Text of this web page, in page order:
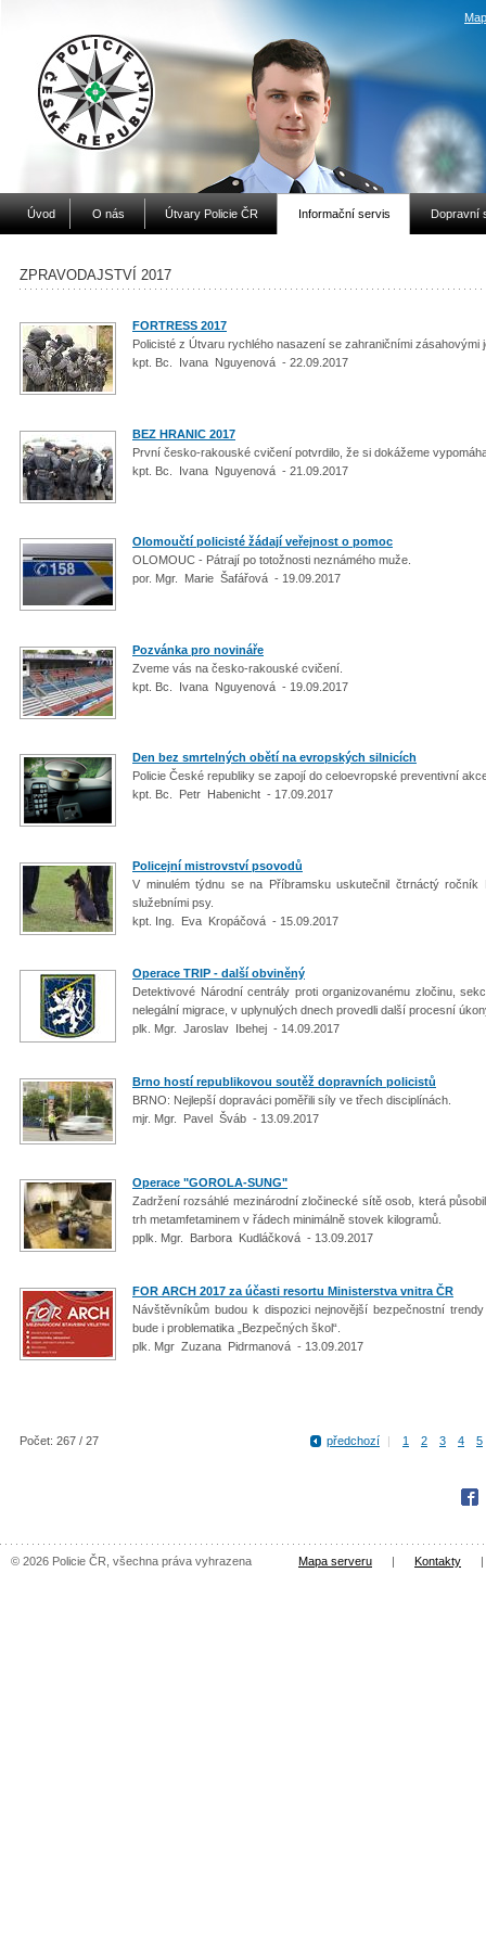
Úvod O nás Útvary Policie ČR Informační servis Dopravní
ZPRAVODAJSTVÍ 2017
FORTRESS 2017
Policisté z Útvaru rychlého nasazení se zahraničními
kpt. Bc. Ivana Nguyenová - 22.09.2017
BEZ HRANIC 2017
První česko-rakouské cvičení potvrdilo, že si dokážeme
kpt. Bc. Ivana Nguyenová - 21.09.2017
Olomoučtí policisté žádají veřejnost o pomoc
OLOMOUC - Pátrají po totožnosti neznámého muže.
por. Mgr. Marie Šafářová - 19.09.2017
Pozvánka pro novináře
Zveme vás na česko-rakouské cvičení.
kpt. Bc. Ivana Nguyenová - 19.09.2017
Den bez smrtelných obětí na evropských silnicích
Policie České republiky se zapojí do celoevropské preventivní
kpt. Bc. Petr Habenicht - 17.09.2017
Policejní mistrovství psovodů
V minulém týdnu se na Příbramsku uskutečnil čtrnáctý
služebními psy.
kpt. Ing. Eva Kropáčová - 15.09.2017
Operace TRIP - další obviněný
Detektivové Národní centrály proti organizovanému zločinu,
nelegální migrace, v uplynulých dnech provedli další procesní
plk. Mgr. Jaroslav Ibehej - 14.09.2017
Brno hostí republikovou soutěž dopravních policistů
BRNO: Nejlepší dopraváci poměřili síly ve třech disciplínách.
mjr. Mgr. Pavel Šváb - 13.09.2017
Operace "GOROLA-SUNG"
Zadržení rozsáhlé mezinárodní zločinecké sítě osob, která
trh metamfetaminem v řádech minimálně stovek kilogramů.
pplk. Mgr. Barbora Kudláčková - 13.09.2017
FOR ARCH 2017 za účasti resortu Ministerstva vnitra ČR
Návštěvníkům budou k dispozici nejnovější bezpečnostní
bude i problematika „Bezpečných škol“.
plk. Mgr Zuzana Pidrmanová - 13.09.2017
Počet: 267 / 27 předchozí | 1 2 3 4 5
© 2026 Policie ČR, všechna práva vyhrazena Mapa serveru | Kontakty |